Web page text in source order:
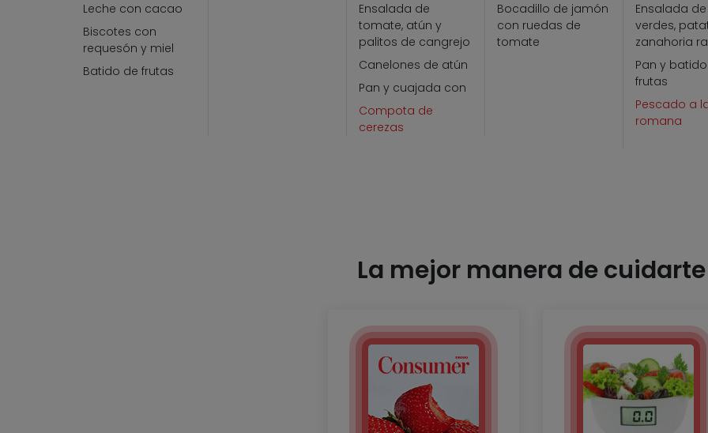
Leche con cacao
Biscotes con
requesón y miel
Batido de frutas
Ensalada de
tomate, atún y
palitos de cangrejo
Canelones de atún
Pan y cuajada con
Compota de
cerezas
Bocadillo de jamón
con ruedas de
tomate
Ensalada
verdes,
zanahoria
Pan y
frutas
Pescado a
romana
La mejor manera de cuidarte